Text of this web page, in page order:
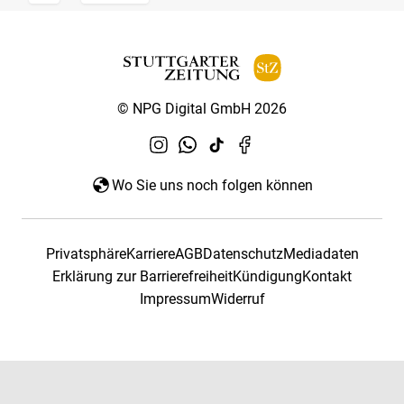
© NPG Digital GmbH 2026
Wo Sie uns noch folgen können
PrivatsphäreKarriereAGBDatenschutzMediadaten
Erklärung zur BarrierefreiheitKündigungKontakt
ImpressumWiderruf